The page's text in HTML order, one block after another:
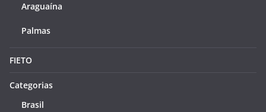
Araguaína
Palmas
FIETO
Categorias
Brasil